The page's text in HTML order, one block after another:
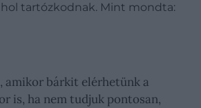
tartózkodnak. Mint mondta:
amikor bárkit elérhetünk a
is, ha nem tudjuk pontosan,